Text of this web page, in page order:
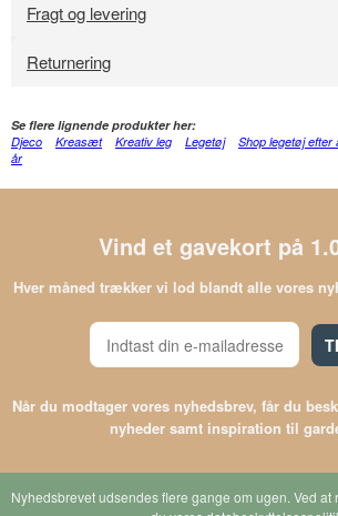
Fragt og levering
Returnering
Se flere lignende produkter her:
Djeco
Kreasæt Kreativ leg Legetøj Shop legetøj efter
år
Vind et gavekort på
Hver måned trækker vi lod blandt alle vores
Når du modtager vores nyhedsbrev, får du
nyheder samt inspiration til
Nyhedsbrevet udsendes flere gange om ugen. Ved